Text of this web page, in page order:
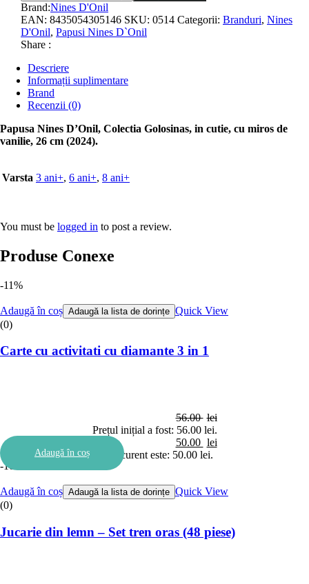
Brand:Nines D'Onil
EAN: 8435054305146 SKU: 0514 Categorii: Branduri, Nines
D'Onil, Papusi Nines D`Onil
Share :
Descriere
Informații suplimentare
Brand
Recenzii (0)
Papusa Nines D’Onil, Colectia Golosinas, in cutie, cu miros de
vanilie, 26 cm (2024).
Varsta 3 ani+, 6 ani+, 8 ani+
You must be logged in to post a review.
Produse Conexe
-11%
Adaugă în coș Adaugă la lista de dorințe Quick View
(0)
Carte cu activitati cu diamante 3 in 1
56.00 lei
Prețul inițial a fost: 56.00 lei.
50.00 lei
Prețul curent este: 50.00 lei.
Adaugă în coș
-10%
Adaugă în coș Adaugă la lista de dorințe Quick View
(0)
Jucarie din lemn – Set tren oras (48 piese)